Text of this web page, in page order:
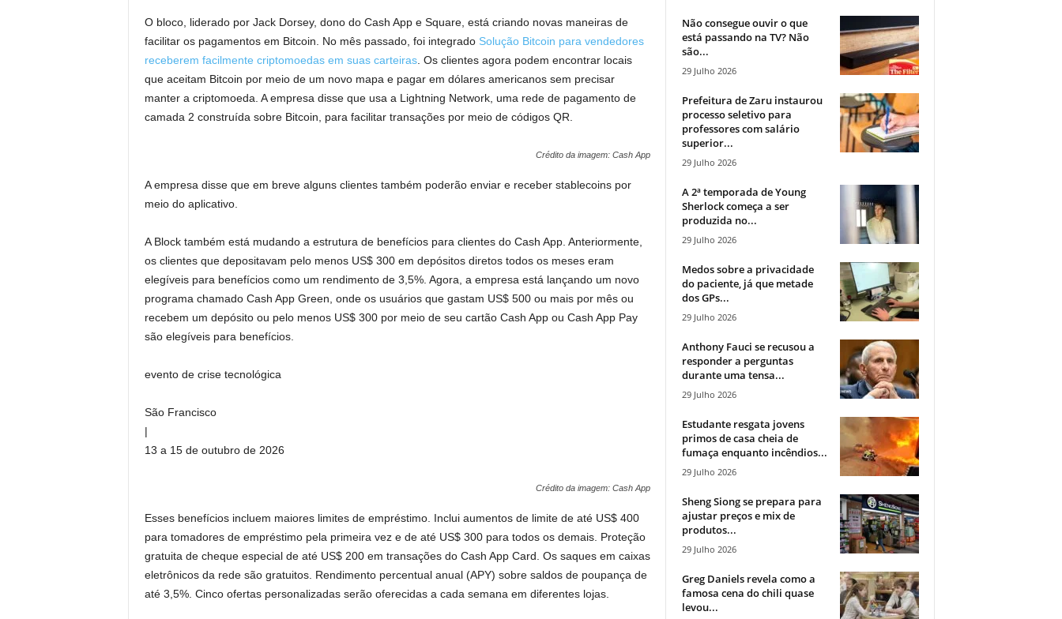
O bloco, liderado por Jack Dorsey, dono do Cash App e Square, está criando novas maneiras de
facilitar os pagamentos em Bitcoin. No mês passado, foi integrado Solução Bitcoin para vendedores
receberem facilmente criptomoedas em suas carteiras. Os clientes agora podem encontrar locais
que aceitam Bitcoin por meio de um novo mapa e pagar em dólares americanos sem precisar
manter a criptomoeda. A empresa disse que usa a Lightning Network, uma rede de pagamento de
camada 2 construída sobre Bitcoin, para facilitar transações por meio de códigos QR.
Crédito da imagem: Cash App
A empresa disse que em breve alguns clientes também poderão enviar e receber stablecoins por
meio do aplicativo.
A Block também está mudando a estrutura de benefícios para clientes do Cash App. Anteriormente,
os clientes que depositavam pelo menos US$ 300 em depósitos diretos todos os meses eram
elegíveis para benefícios como um rendimento de 3,5%. Agora, a empresa está lançando um novo
programa chamado Cash App Green, onde os usuários que gastam US$ 500 ou mais por mês ou
recebem um depósito ou pelo menos US$ 300 por meio de seu cartão Cash App ou Cash App Pay
são elegíveis para benefícios.
evento de crise tecnológica
São Francisco
|
13 a 15 de outubro de 2026
Crédito da imagem: Cash App
Esses benefícios incluem maiores limites de empréstimo. Inclui aumentos de limite de até US$ 400
para tomadores de empréstimo pela primeira vez e de até US$ 300 para todos os demais. Proteção
gratuita de cheque especial de até US$ 200 em transações do Cash App Card. Os saques em caixas
eletrônicos da rede são gratuitos. Rendimento percentual anual (APY) sobre saldos de poupança de
até 3,5%. Cinco ofertas personalizadas serão oferecidas a cada semana em diferentes lojas.
Não consegue ouvir o que
está passando na TV? Não
são...
29 Julho 2026
Prefeitura de Zaru instaurou
processo seletivo para
professores com salário
superior...
29 Julho 2026
A 2ª temporada de Young
Sherlock começa a ser
produzida no...
29 Julho 2026
Medos sobre a privacidade
do paciente, já que metade
dos GPs...
29 Julho 2026
Anthony Fauci se recusou a
responder a perguntas
durante uma tensa...
29 Julho 2026
Estudante resgata jovens
primos de casa cheia de
fumaça enquanto incêndios...
29 Julho 2026
Sheng Siong se prepara para
ajustar preços e mix de
produtos...
29 Julho 2026
Greg Daniels revela como a
famosa cena do chili quase
levou...